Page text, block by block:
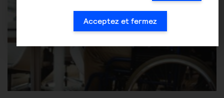
Acceptez et fermez